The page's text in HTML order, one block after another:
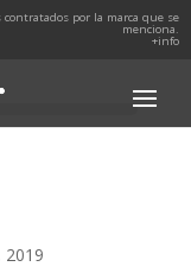
contratados por la marca que se
menciona.
+info
2019